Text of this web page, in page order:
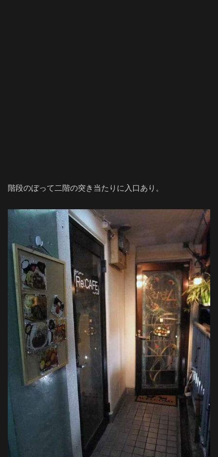
階段のぼって二階の突き当たりに入口あり。